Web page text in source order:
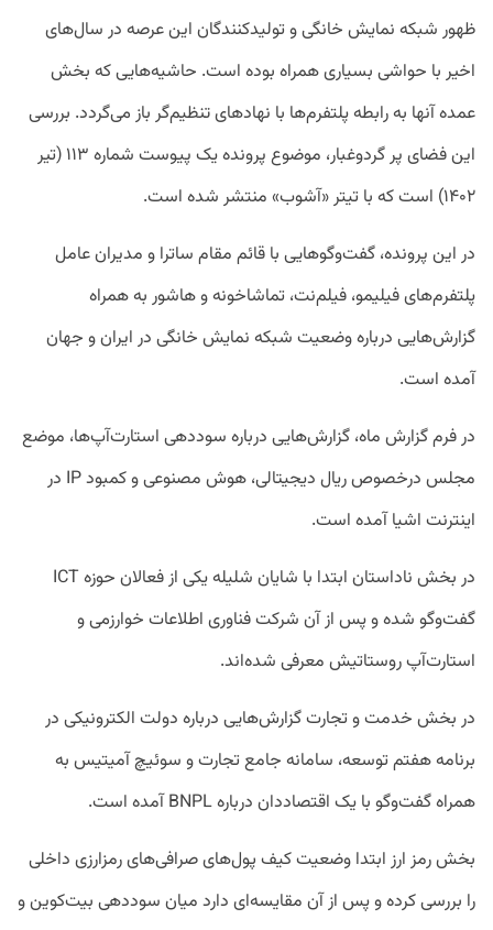
ظهور شبکه نمایش خانگی و تولیدکنندگان این عرصه در سال‌های
اخیر با حواشی بسیاری همراه بوده است. حاشیه‌هایی که بخش
عمده آنها به رابطه پلتفرم‌ها با نهادهای تنظیم‌گر باز می‌گردد. بررسی
این فضای پر گردوغبار، موضوع پرونده یک پیوست شماره ۱۱۳ (تیر
۱۴۰۲) است که با تیتر «آشوب» منتشر شده است.
در این پرونده، گفت‌وگوهایی با قائم مقام ساترا و مدیران عامل
پلتفرم‌های فیلیمو، فیلم‌نت، تماشاخونه و هاشور به همراه
گزارش‌هایی درباره وضعیت شبکه نمایش خانگی در ایران و جهان
آمده است.
در فرم گزارش ماه، گزارش‌هایی درباره سوددهی استارت‌آپ‌ها، موضع
مجلس درخصوص ریال دیجیتالی، هوش مصنوعی و کمبود IP‌ در
اینترنت اشیا آمده است.
در بخش ناداستان ابتدا با شایان شلیله یکی از فعالان حوزه ICT
گفت‌وگو شده و پس از آن شرکت فناوری اطلاعات خوارزمی و
استارت‌آپ روستاتیش معرفی شده‌اند.
در بخش خدمت و تجارت گزارش‌هایی درباره دولت الکترونیکی در
برنامه هفتم توسعه، سامانه جامع تجارت و سوئیچ آمیتیس به
همراه گفت‌وگو با یک اقتصاددان درباره BNPL آمده است.
بخش رمز ارز ابتدا وضعیت کیف پول‌های صرافی‌های رمزارزی داخلی
را بررسی کرده و پس از آن مقایسه‌ای دارد میان سوددهی بیت‌کوین و